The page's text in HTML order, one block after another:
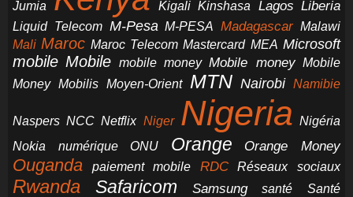
Jumia Kigali Kinshasa Lagos Liberia
Liquid Telecom M-Pesa M-PESA Madagascar Malawi
Mali Maroc Maroc Telecom Mastercard MEA Microsoft
mobile Mobile mobile money Mobile money Mobile
Money Mobilis Moyen-Orient MTN Nairobi Namibie
Naspers NCC Netflix Niger Nigeria Nigéria
Nokia
numérique ONU Orange Orange Money
Ouganda paiement mobile RDC Réseaux sociaux
Rwanda Safaricom Samsung santé Santé